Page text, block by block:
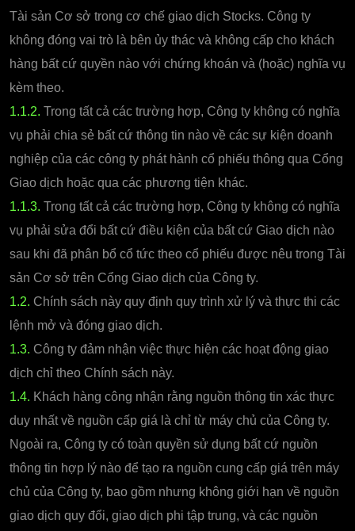
Tài sản Cơ sở trong cơ chế giao dịch Stocks. Công ty
không đóng vai trò là bên ủy thác và không cấp cho khách
hàng bất cứ quyền nào với chứng khoán và (hoặc) nghĩa vụ
kèm theo.
1.1.2. Trong tất cả các trường hợp, Công ty không có nghĩa
vụ phải chia sẻ bất cứ thông tin nào về các sự kiện doanh
nghiệp của các công ty phát hành cổ phiếu thông qua Cổng
Giao dịch hoặc qua các phương tiện khác.
1.1.3. Trong tất cả các trường hợp, Công ty không có nghĩa
vụ phải sửa đổi bất cứ điều kiện của bất cứ Giao dịch nào
sau khi đã phân bổ cổ tức theo cổ phiếu được nêu trong Tài
sản Cơ sở trên Cổng Giao dịch của Công ty.
1.2. Chính sách này quy định quy trình xử lý và thực thi các
lệnh mở và đóng giao dịch.
1.3. Công ty đảm nhận việc thực hiện các hoạt động giao
dịch chỉ theo Chính sách này.
1.4. Khách hàng công nhận rằng nguồn thông tin xác thực
duy nhất về nguồn cấp giá là chỉ từ máy chủ của Công ty.
Ngoài ra, Công ty có toàn quyền sử dụng bất cứ nguồn
thông tin hợp lý nào để tạo ra nguồn cung cấp giá trên máy
chủ của Công ty, bao gồm nhưng không giới hạn về nguồn
giao dịch quy đổi, giao dịch phi tập trung, và các nguồn